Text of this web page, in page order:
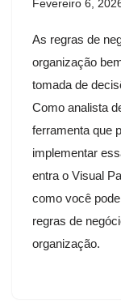
Fevereiro 6,
As regras de
organização
tomada de
Como analista
ferramenta que
implementar
entra o Visual
como você
regras de
organização.